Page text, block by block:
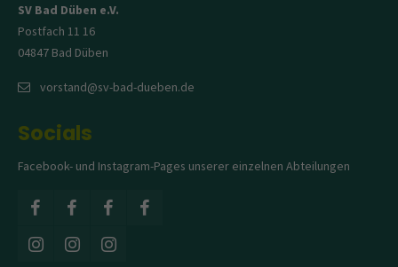
SV Bad Düben e.V.
Postfach 11 16
04847 Bad Düben
vorstand@sv-bad-dueben.de
Socials
Facebook- und Instagram-Pages unserer einzelnen Abteilungen